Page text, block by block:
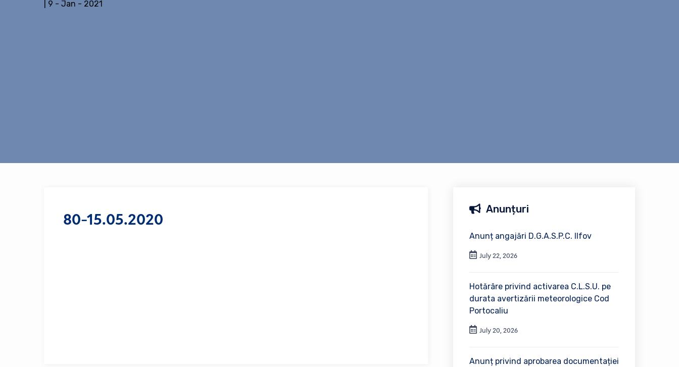
| 9 - Jan - 2021
80-15.05.2020
Anunțuri
Anunț angajări D.G.A.S.P.C. Ilfov
July 22, 2026
Hotărâre privind activarea C.L.S.U. pe
durata avertizării meteorologice Cod
Portocaliu
July 20, 2026
Anunț privind aprobarea documentației